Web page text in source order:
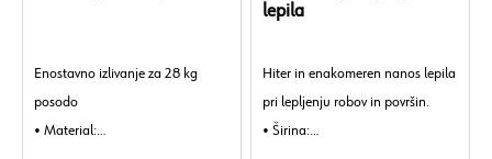
Enostavno izlivanje za 28 kg
posodo
• Material:
lepila
Hiter in enakomeren nanos lepila
pri lepljenju robov in površin.
• Širina: